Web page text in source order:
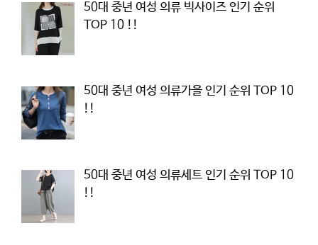
50대 중년 여성 의류 빅사이즈 인기 순위
TOP 10 !!
50대 중년 여성 의류가을 인기 순위 TOP 10
!!
50대 중년 여성 의류세트 인기 순위 TOP 10
!!